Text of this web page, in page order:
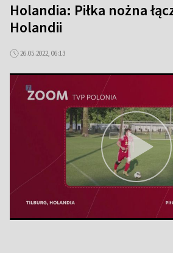
Holandia: Piłka nożna
Holandii
26.05.2022, 06:13